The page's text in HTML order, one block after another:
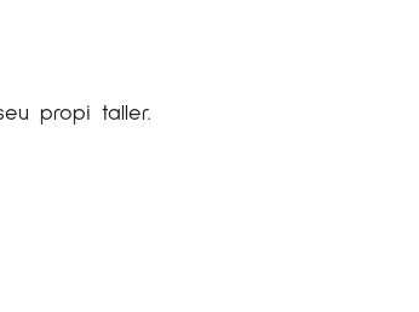
propi taller.
compartia el seu temps
per a la seva